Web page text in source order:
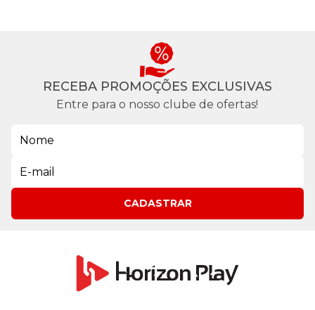
RECEBA PROMOÇÕES EXCLUSIVAS
Entre para o nosso clube de ofertas!
CADASTRAR